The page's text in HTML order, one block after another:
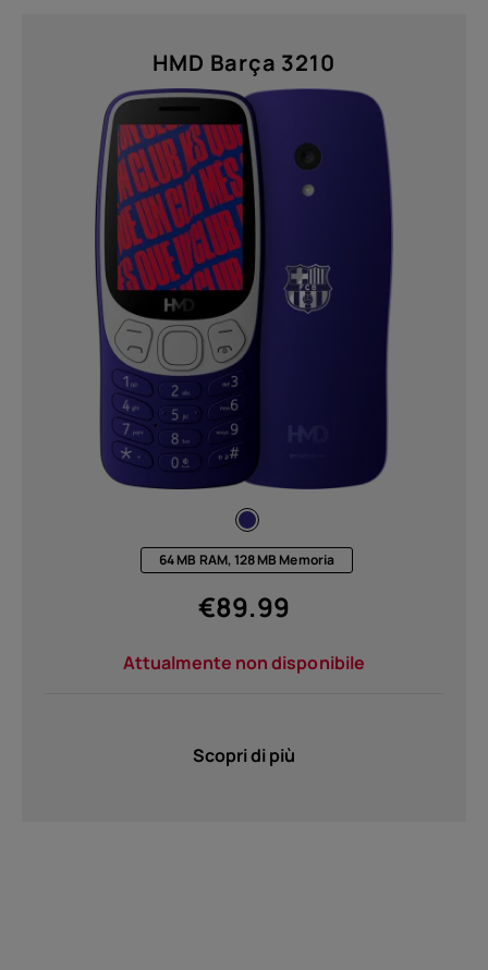
Riciclo dei dispositivi
Ripara in autonomia
HMD Barça 3210
64 MB RAM, 128 MB Memoria
€89.99
Attualmente non disponibile
Scopri di più